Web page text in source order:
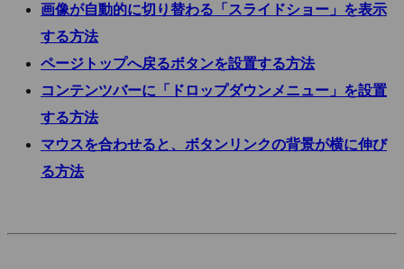
画像が自動的に切り替わる「スライドショー」を表示
する方法
ページトップへ戻るボタンを設置する方法
コンテンツバーに「ドロップダウンメニュー」を設置
する方法
マウスを合わせると、ボタンリンクの背景が横に伸び
る方法